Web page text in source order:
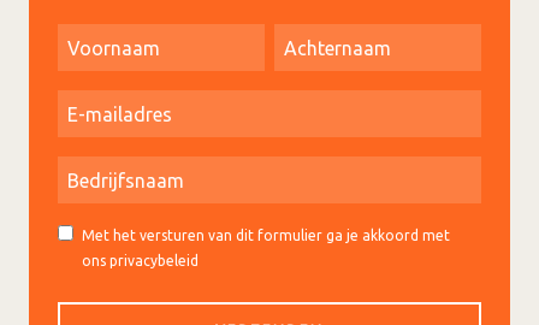
Met het versturen van dit formulier ga je akkoord met
ons privacybeleid